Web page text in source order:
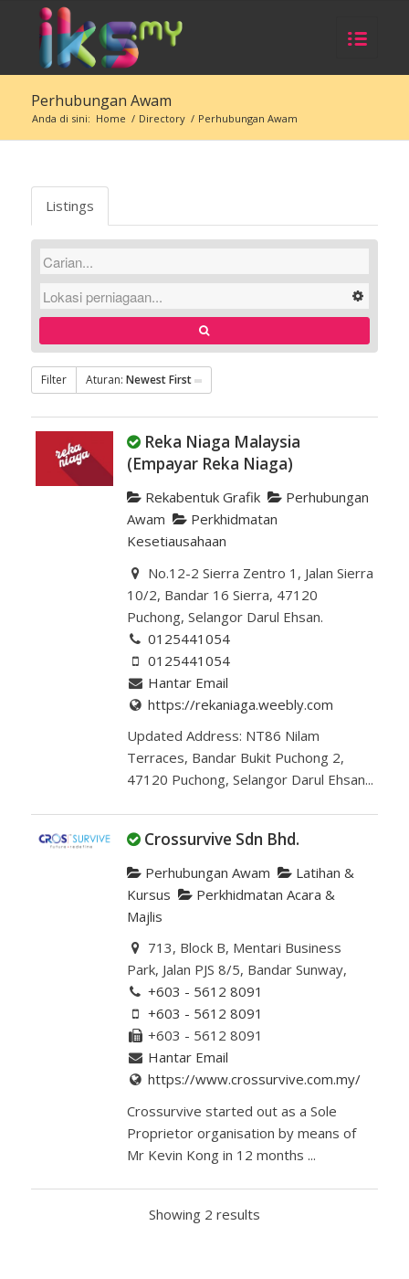
Perhubungan Awam
Anda di sini: Home / Directory / Perhubungan Awam
Listings
Filter Aturan: Newest First
Reka Niaga Malaysia
(Empayar Reka Niaga)
Rekabentuk Grafik
Perhubungan
Awam
Perkhidmatan
Kesetiausahaan
No.12-2 Sierra Zentro 1, Jalan Sierra
10/2, Bandar 16 Sierra, 47120
Puchong, Selangor Darul Ehsan.
0125441054
0125441054
Hantar Email
https://rekaniaga.weebly.com
Updated Address: NT86 Nilam
Terraces, Bandar Bukit Puchong 2,
47120 Puchong, Selangor Darul Ehsan...
Crossurvive Sdn Bhd.
Perhubungan Awam
Latihan &
Kursus
Perkhidmatan Acara &
Majlis
713, Block B, Mentari Business
Park, Jalan PJS 8/5, Bandar Sunway,
+603 - 5612 8091
+603 - 5612 8091
+603 - 5612 8091
Hantar Email
https://www.crossurvive.com.my/
Crossurvive started out as a Sole
Proprietor organisation by means of
Mr Kevin Kong in 12 months ...
Showing 2 results